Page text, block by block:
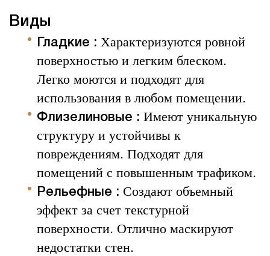
Виды
Гладкие : Характеризуются ровной
поверхностью и легким блеском.
Легко моются и подходят для
использования в любом помещении.
Флизелиновые :Имеют уникальную
структуру и устойчивы к
повреждениям. Подходят для
помещений с повышенным трафиком.
Рельефные : Создают объемный
эффект за счет текстурной
поверхности. Отлично маскируют
недостатки стен.